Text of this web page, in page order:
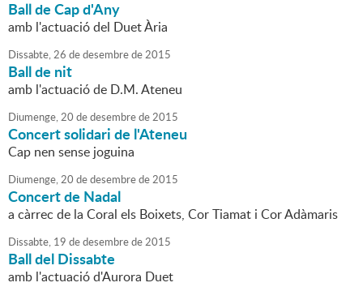
Ball de Cap d'Any
amb l'actuació del Duet Ària
Dissabte,26 dedesembrede2015
Ball de nit
amb l'actuació de D.M. Ateneu
Diumenge,20 dedesembrede2015
Concert solidari de l'Ateneu
Cap nen sense joguina
Diumenge,20 dedesembrede2015
Concert de Nadal
a càrrec de la Coral els Boixets, Cor Tiamat i Cor Adàmaris
Dissabte, 19 dedesembrede2015
Ball del Dissabte
amb l'actuació d'Aurora Duet